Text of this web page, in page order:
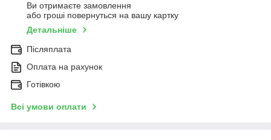
Ви отримаєте замовлення
або гроші повернуться на вашу картку
Детальніше
Післяплата
Оплата на рахунок
Готівкою
Всі умови оплати